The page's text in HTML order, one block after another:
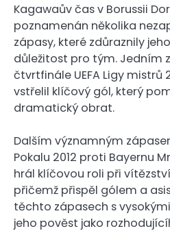
Kagawaův čas v Borussii
poznamenán několika
zápasy, které zdůraznily
důležitost pro tým. Jedním
čtvrtfinále UEFA Ligy mistrů
vstřelil klíčový gól, který
dramatický obrat.
Dalším významným
Pokalu 2012 proti Bayernu
hrál klíčovou roli při
přičemž přispěl gólem a
těchto zápasech s
jeho pověst jako